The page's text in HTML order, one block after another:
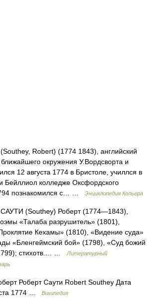
Robert) (1774 1843), английский
ближайшего окружения У.Вордсворта и
12 августа 1774 в Бристоле, училлся в
Бейллиол колледже Оксфордского
познакомился с… …
Энциклопедия Кольера
(Southey) Роберт (1774—1843),
«Талаба разрушитель» (1801),
Кехамы» (1810), «Видение суда»
«Бленгеймский бой» (1798), «Суд божий
стихотв.… …
Литературный
Роберт Саути Robert Southey Дата
1774 …
Википедия